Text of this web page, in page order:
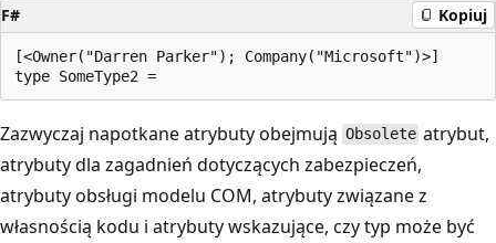
F# Kopiuj
[<Owner("Darren Parker"); Company("Microsoft")>]
Zazwyczaj napotkane atrybuty obejmują Obsolete atrybut,
atrybuty dla zagadnień dotyczących zabezpieczeń,
atrybuty obsługi modelu COM, atrybuty związane z
własnością kodu i atrybuty wskazujące, czy typ może być